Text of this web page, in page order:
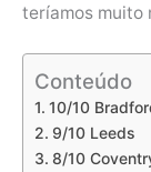
teríamos muito
Conteúdo
10/10
9/10 Leeds
8/10